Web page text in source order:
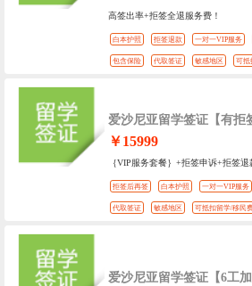
高签出率+拒签全退服务费！
白本护照 拒签退款 一对一VIP服务
包含保险 代取签证 敏感地区 可抵
爱沙尼亚留学签证【有拒
￥15999
｛VIP服务套餐｝+拒签申诉+拒签退
拒签后再签 白本护照 一对一VIP服务
代取签证 敏感地区 可抵扣留学/移民
爱沙尼亚留学签证【6工